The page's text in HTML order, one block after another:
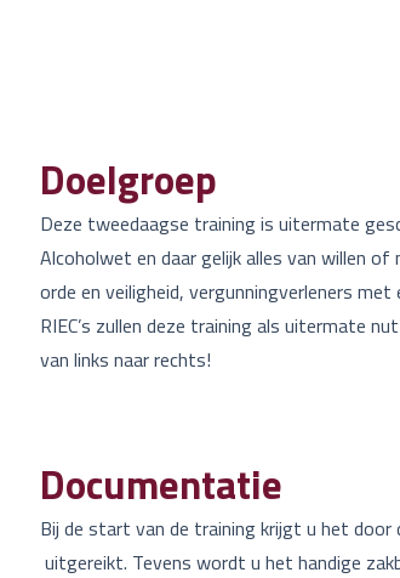
Doelgroep
Deze tweedaagse training is uitermate
Alcoholwet en daar gelijk alles van willen
orde en veiligheid, vergunningverleners
RIEC’s zullen deze training als uitermate
van links naar rechts!
Documentatie
Bij de start van de training krijgt u het door
uitgereikt. Tevens wordt u het handige